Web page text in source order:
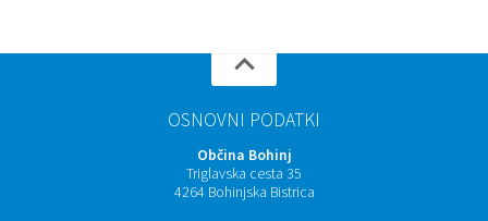
OSNOVNI PODATKI
Občina Bohinj
Triglavska cesta 35
4264 Bohinjska Bistrica